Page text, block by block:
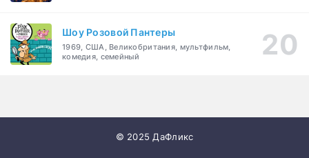
Шоу Розовой Пантеры
1969, США, Великобритания, мультфильм,
комедия, семейный
© 2025 ДаФликс